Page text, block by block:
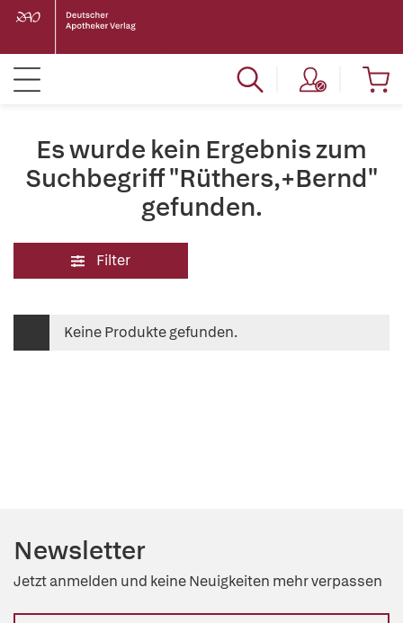
Es wurde kein Ergebnis zum
Suchbegriff "Rüthers,+Bernd"
gefunden.
Filter
Keine Produkte gefunden.
Newsletter
Jetzt anmelden und keine Neuigkeiten mehr verpassen